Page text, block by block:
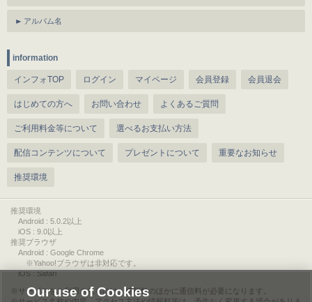
アルバム名
information
インフォTOP ログイン マイページ 会員登録 会員退会
はじめての方へ お問い合わせ よくあるご質問
ご利用料金等について 選べるお支払い方法
配信コンテンツについて プレゼントについて 重要なお知らせ
推奨環境
推奨環境
Android : 5.0.2以上
iOS : 9.0以上
推奨ブラウザ
Android : Google Chrome
※Yahoo!ブラウザは非対応です。
iOS : Safari
サービスをご利用されるには、情報料のほかに通信料が必要になります。
Our use of Cookies